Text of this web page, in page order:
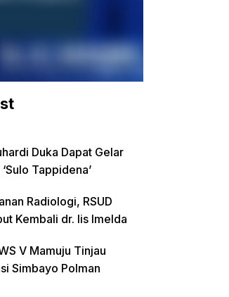
Duka Dapat Gelar
Tappidena’
Radiologi, RSUD
Kembali dr. Iis Imelda
V Mamuju Tinjau
Simbayo Polman